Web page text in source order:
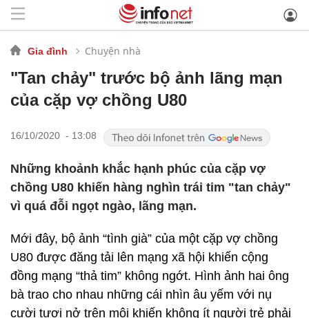
Gia đình Chuyện nhà
"Tan chảy" trước bộ ảnh lãng mạn
của cặp vợ chồng U80
16/10/2020 - 13:08
Những khoảnh khắc hạnh phúc của cặp vợ
chồng U80 khiến hàng nghìn trái tim "tan chảy"
vì quá đỗi ngọt ngào, lãng mạn.
Mới đây, bộ ảnh “tình già” của một cặp vợ chồng
U80 được đăng tải lên mạng xã hội khiến cộng
đồng mạng “thả tim” không ngớt. Hình ảnh hai ông
bà trao cho nhau những cái nhìn âu yếm với nụ
cười tươi nở trên môi khiến không ít người trẻ phải